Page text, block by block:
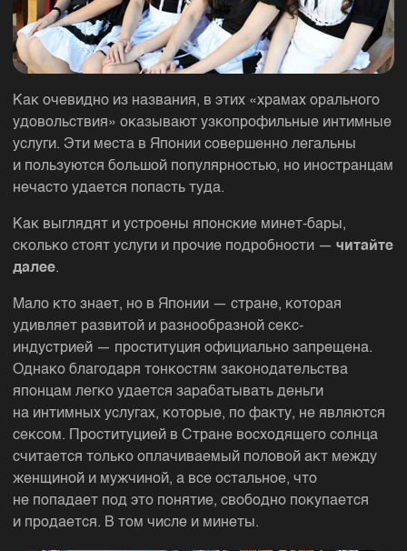
Как очевидно из названия, в этих «храмах орального
удовольствия» оказывают узкопрофильные интимные
услуги. Эти места в Японии совершенно легальны
и пользуются большой популярностью, но иностранцам
нечасто удается попасть туда.
Как выглядят и устроены японские минет-бары,
сколько стоят услуги и прочие подробности — читайте
далее.
Мало кто знает, но в Японии — стране, которая
удивляет развитой и разнообразной секс-
индустрией — проституция официально запрещена.
Однако благодаря тонкостям законодательства
японцам легко удается зарабатывать деньги
на интимных услугах, которые, по факту, не являются
сексом. Проституцией в Стране восходящего солнца
считается только оплачиваемый половой акт между
женщиной и мужчиной, а все остальное, что
не попадает под это понятие, свободно покупается
и продается. В том числе и минеты.